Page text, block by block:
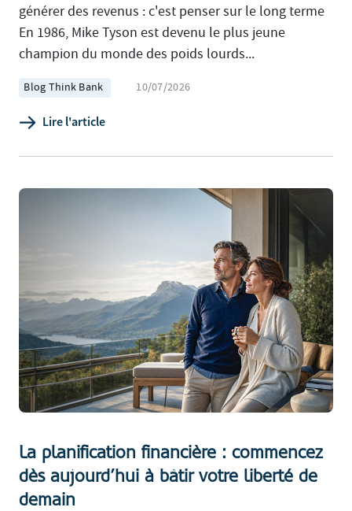
générer des revenus : c'est penser sur le long terme
En 1986, Mike Tyson est devenu le plus jeune
champion du monde des poids lourds...
Blog Think Bank 10/07/2026
Lire l'article
La planification financière : commencez
dès aujourd’hui à bâtir votre liberté de
demain